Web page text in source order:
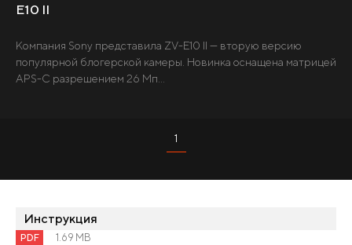
E10 II
Компания Sony представила ZV-E10 II — вторую версию
популярной блогерской камеры. Новинка оснащена матрицей
APS-C разрешением 26 Мп...
1
Инструкция
PDF 1.69 MB